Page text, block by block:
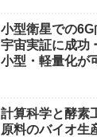
小型衛星での
宇宙実証に成功
小型・軽量化が
計算科学と酵素
原料のバイオ生